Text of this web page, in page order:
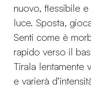
nuovo, flessibile
luce. Sposta,
Senti come è
rapido verso il
Tirala lentamente
e varierà